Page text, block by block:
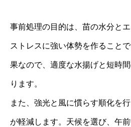
事前処理の目的は、苗の水分と
ストレスに強い体勢を作ること
果なので、適度な水揚げと短時
ります。
また、強光と風に慣らす順化を
が軽減します。天候を選び、午